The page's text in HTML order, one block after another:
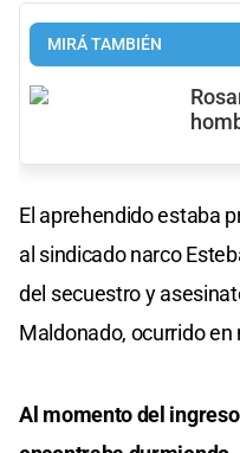
MIRÁ TAMBIÉN
El aprehendido estaba
al sindicado narco
del secuestro y
Maldonado, ocurrido
Al momento del